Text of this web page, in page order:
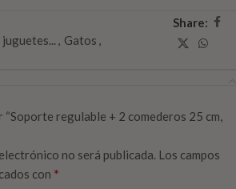
, Gatos ,
Share:
regulable + 2 comederos 25 cm,
no será publicada. Los campos
con *